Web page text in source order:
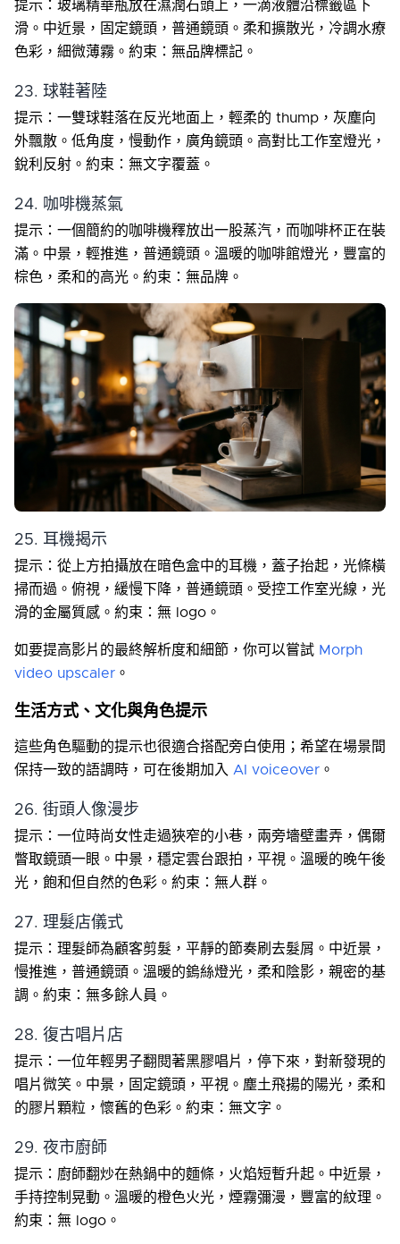
提示：玻璃精華瓶放在濕潤石頭上，一滴液體沿標籤區下
滑。中近景，固定鏡頭，普通鏡頭。柔和擴散光，冷調水療
色彩，細微薄霧。約束：無品牌標記。
23. 球鞋著陸
提示：一雙球鞋落在反光地面上，輕柔的 thump，灰塵向
外飄散。低角度，慢動作，廣角鏡頭。高對比工作室燈光，
銳利反射。約束：無文字覆蓋。
24. 咖啡機蒸氣
提示：一個簡約的咖啡機釋放出一股蒸汽，而咖啡杯正在裝
滿。中景，輕推進，普通鏡頭。溫暖的咖啡館燈光，豐富的
棕色，柔和的高光。約束：無品牌。
25. 耳機揭示
提示：從上方拍攝放在暗色盒中的耳機，蓋子抬起，光條橫
掃而過。俯視，緩慢下降，普通鏡頭。受控工作室光線，光
滑的金屬質感。約束：無 logo。
如要提高影片的最終解析度和細節，你可以嘗試 Morph
video upscaler 。
生活方式、文化與角色提示
這些角色驅動的提示也很適合搭配旁白使用；希望在場景間
保持一致的語調時，可在後期加入 AI voiceover 。
26. 街頭人像漫步
提示：一位時尚女性走過狹窄的小巷，兩旁墻壁畫弄，偶爾
瞥取鏡頭一眼。中景，穩定雲台跟拍，平視。溫暖的晚午後
光，飽和但自然的色彩。約束：無人群。
27. 理髮店儀式
提示：理髮師為顧客剪髮，平靜的節奏刷去髮屑。中近景，
慢推進，普通鏡頭。溫暖的鎢絲燈光，柔和陰影，親密的基
調。約束：無多餘人員。
28. 復古唱片店
提示：一位年輕男子翻閱著黑膠唱片，停下來，對新發現的
唱片微笑。中景，固定鏡頭，平視。塵土飛揚的陽光，柔和
的膠片顆粒，懷舊的色彩。約束：無文字。
29. 夜市廚師
提示：廚師翻炒在熱鍋中的麵條，火焰短暫升起。中近景，
手持控制晃動。溫暖的橙色火光，煙霧彌漫，豐富的紋理。
約束：無 logo。